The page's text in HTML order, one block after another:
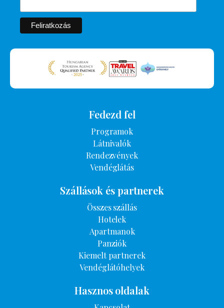
Fedezd fel
Programok
Látnivalók
Rendezvények
Vendéglátás
Szállások és partnerek
Összes szállás
Hotelek
Apartmanok
Panziók
Kiemelt partnerek
Vendéglátóhelyek
Hasznos oldalak